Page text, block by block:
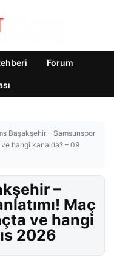
Forum
Başakşehir – Samsunspor
hangi kanalda? – 09
–
Maç
ve hangi
2026